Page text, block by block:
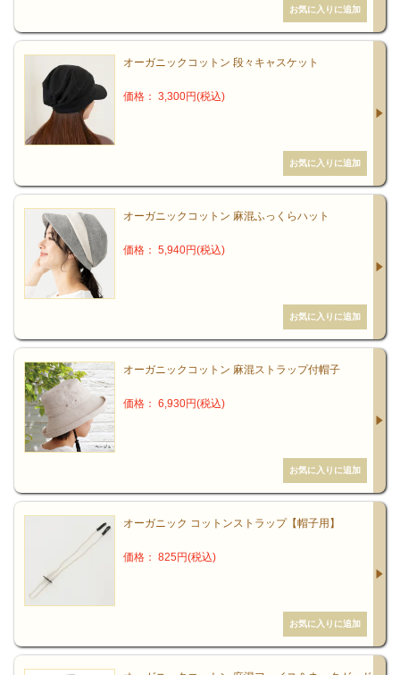
オーガニックコットン 段々キャスケット
価格： 3,300円(税込)
オーガニックコットン 麻混ふっくらハット
価格： 5,940円(税込)
オーガニックコットン 麻混ストラップ付帽子
価格： 6,930円(税込)
オーガニック コットンストラップ【帽子用】
価格： 825円(税込)